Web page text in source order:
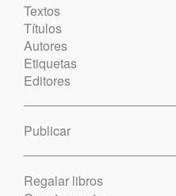
Textos
Títulos
Autores
Etiquetas
Editores
Publicar
Regalar libros